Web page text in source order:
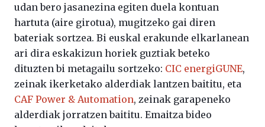
udan bero jasanezina egiten duela kontuan
hartuta (aire girotua), mugitzeko gai diren
bateriak sortzea. Bi euskal erakunde elkarlanean
ari dira eskakizun horiek guztiak beteko
dituzten bi metagailu sortzeko: CIC energiGUNE,
zeinak ikerketako alderdiak lantzen baititu, eta
CAF Power & Automation, zeinak garapeneko
alderdiak jorratzen baititu. Emaitza bideo